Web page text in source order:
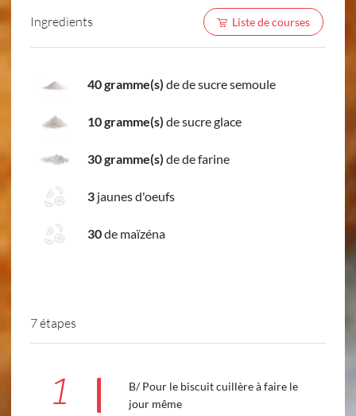
Ingredients Liste de courses
40 gramme(s) de de sucre semoule
10 gramme(s) de sucre glace
30 gramme(s) de de farine
3 jaunes d'oeufs
30de maïzéna
7 étapes
1
B/ Pour le biscuit cuillère à faire le
jour même